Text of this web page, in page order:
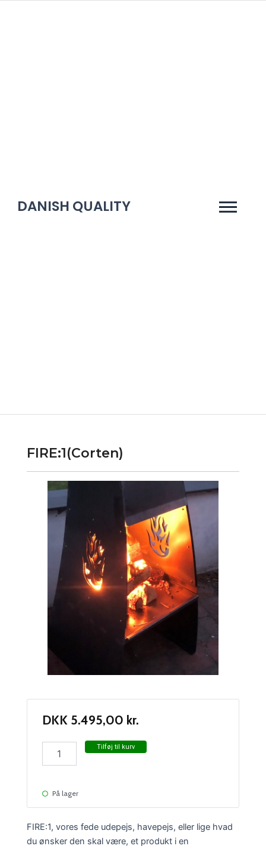
DANISH QUALITY
FIRE:1(Corten)
DKK 5.495,00 kr.
FIRE:1(Corten)
antal
Tilføj til kurv
På lager
FIRE:1, vores fede udepejs, havepejs, eller lige hvad
du ønsker den skal være, et produkt i en